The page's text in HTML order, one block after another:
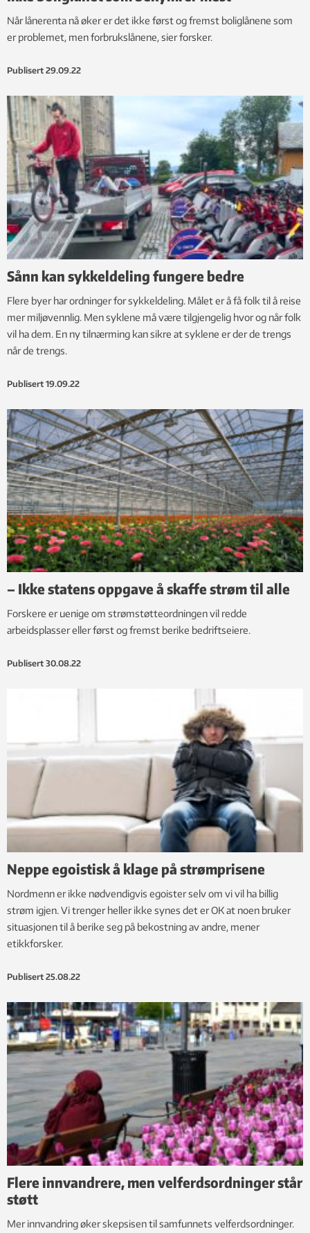
Når lånerenta nå øker er det ikke først og fremst boliglånene som
er problemet, men forbrukslånene, sier forsker.
Publisert 29.09.22
Sånn kan sykkeldeling fungere bedre
Flere byer har ordninger for sykkeldeling. Målet er å få folk til å reise
mer miljøvennlig. Men syklene må være tilgjengelig hvor og når folk
vil ha dem. En ny tilnærming kan sikre at syklene er der de trengs
når de trengs.
Publisert 19.09.22
– Ikke statens oppgave å skaffe strøm til alle
Forskere er uenige om strømstøtteordningen vil redde
arbeidsplasser eller først og fremst berike bedriftseiere.
Publisert 30.08.22
Neppe egoistisk å klage på strømprisene
Nordmenn er ikke nødvendigvis egoister selv om vi vil ha billig
strøm igjen. Vi trenger heller ikke synes det er OK at noen bruker
situasjonen til å berike seg på bekostning av andre, mener
etikkforsker.
Publisert 25.08.22
Flere innvandrere, men velferdsordninger står
støtt
Mer innvandring øker skepsisen til samfunnets velferdsordninger.